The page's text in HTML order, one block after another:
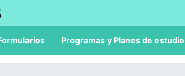
Programas y Planes de estudio